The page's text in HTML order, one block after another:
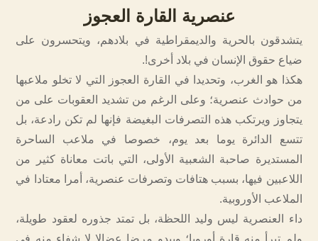
عنصرية القارة العجوز
يتشدقون بالحرية والديمقراطية في بلادهم، ويتحسرون على
ضياع حقوق الإنسان في بلاد أخرى!.
هكذا هو الغرب، وتحديدا في القارة العجوز التي لا تخلو ملاعبها
من حوادث عنصرية؛ وعلى الرغم من تشديد العقوبات على من
يتجاوز ويرتكب هذه التصرفات البغيضة فإنها لم تكن رادعة، بل
تتسع الدائرة يوما بعد يوم، خصوصا في ملاعب الساحرة
المستديرة صاحبة الشعبية الأولى، التي باتت معاناة كثير من
اللاعبين فيها، بسبب هتافات وتصرفات عنصرية، أمرا معتادا في
الملاعب الأوروبية.
داء العنصرية ليس وليد اللحظة، بل تمتد جذوره لعقود طويلة،
ولم تبرأ منه قارة أوروبا؛ ويبدو مرضا عضالا لا شفاء منه في